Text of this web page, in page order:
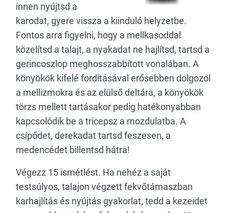
innen nyújtsd a
karodat, gyere vissza a kiinduló helyzetbe.
Fontos arra figyelni, hogy a mellkasoddal
közelítsd a talajt, a nyakadat ne hajlítsd, tartsd a
gerincoszlop meghosszabbított vonalában. A
könyökök kifelé fordításával erősebben dolgozol
a mellizmokra és az elülső deltára, a könyökök
törzs mellett tartásakor pedig hatékonyabban
kapcsolódik be a tricepsz a mozdulatba. A
csípődet, derekadat tartsd feszesen, a
medencédet billentsd hátra!
Végezz 15 ismétlést. Ha nehéz a saját
testsúlyos, talajon végzett fekvőtámaszban
karhajlítás és nyújtás gyakorlat, tedd a kezeidet